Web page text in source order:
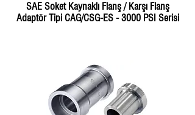
SAE Soket Kaynaklı Flanş / Karşı Flanş
Adaptör Tipi CAG/CSG-ES - 3000 PSI Serisi